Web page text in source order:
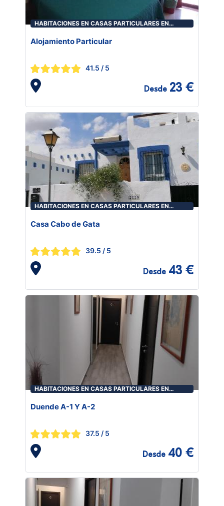
HABITACIONES EN CASAS PARTICULARES EN
Alojamiento Particular
41.5 / 5
Desde 23 €
HABITACIONES EN CASAS PARTICULARES EN
Casa Cabo de Gata
39.5 / 5
Desde 43 €
HABITACIONES EN CASAS PARTICULARES EN
Duende A-1 Y A-2
37.5 / 5
Desde 40 €